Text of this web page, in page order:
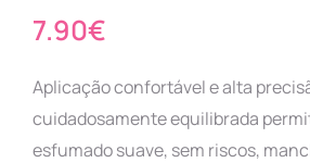
7.90€
Aplicação confortável e alta
cuidadosamente equilibrada
esfumado suave, sem riscos,